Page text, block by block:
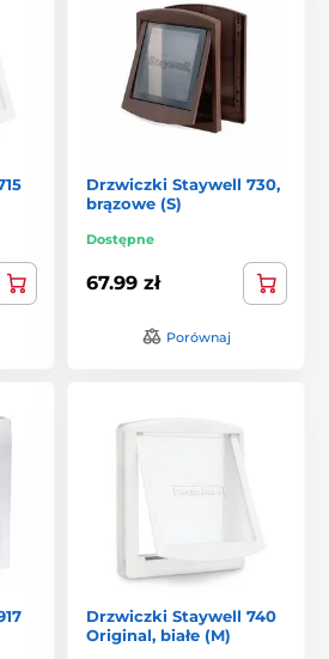
Drzwiczki Staywell 730,
brązowe (S)
Dostępne
67.99 zł
Porównaj
Drzwiczki Staywell 740
Original, białe (M)